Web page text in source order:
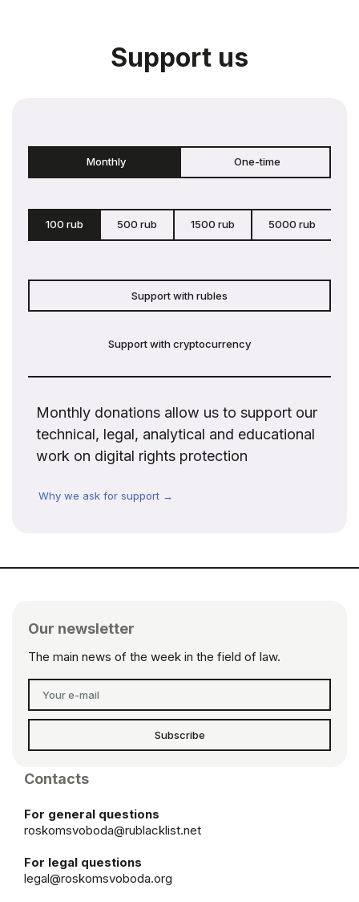
Support us
Monthly One-time
100 rub 500 rub 1500 rub 5000 rub
Support with rubles
Support with cryptocurrency
Monthly donations allow us to support our
technical, legal, analytical and educational
work on digital rights protection
Why we ask for support →
Our newsletter
The main news of the week in the field of law.
Subscribe
Contacts
For general questions
roskomsvoboda@rublacklist.net
For legal questions
legal@roskomsvoboda.org